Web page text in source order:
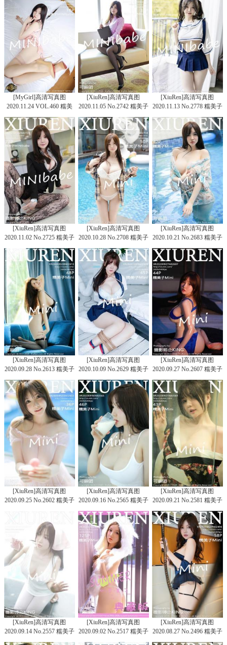
[MyGirl]高清写真图
2020.11.24 VOL.460 糯美
子MINIbabe
[XiuRen]高清写真图
2020.11.05 No.2742 糯美子
MINIbabe
[XiuRen]高清写真图
2020.11.13 No.2778 糯美子
MINIbabe
[XiuRen]高清写真图
2020.11.02 No.2725 糯美子
[XiuRen]高清写真图
2020.10.28 No.2708 糯美子
Mini
[XiuRen]高清写真图
2020.10.21 No.2683 糯美子
Mini
[XiuRen]高清写真图
2020.09.28 No.2613 糯美子
[XiuRen]高清写真图
2020.10.09 No.2629 糯美子
[XiuRen]高清写真图
2020.09.27 No.2607 糯美子
[XiuRen]高清写真图
2020.09.25 No.2602 糯美子
[XiuRen]高清写真图
2020.09.16 No.2565 糯美子
Mini
[XiuRen]高清写真图
2020.09.21 No.2581 糯美子
Mini
[XiuRen]高清写真图
2020.09.14 No.2557 糯美子
Mini
[XiuRen]高清写真图
2020.09.02 No.2517 糯美子
Mini
[XiuRen]高清写真图
2020.08.27 No.2496 糯美子
Mini